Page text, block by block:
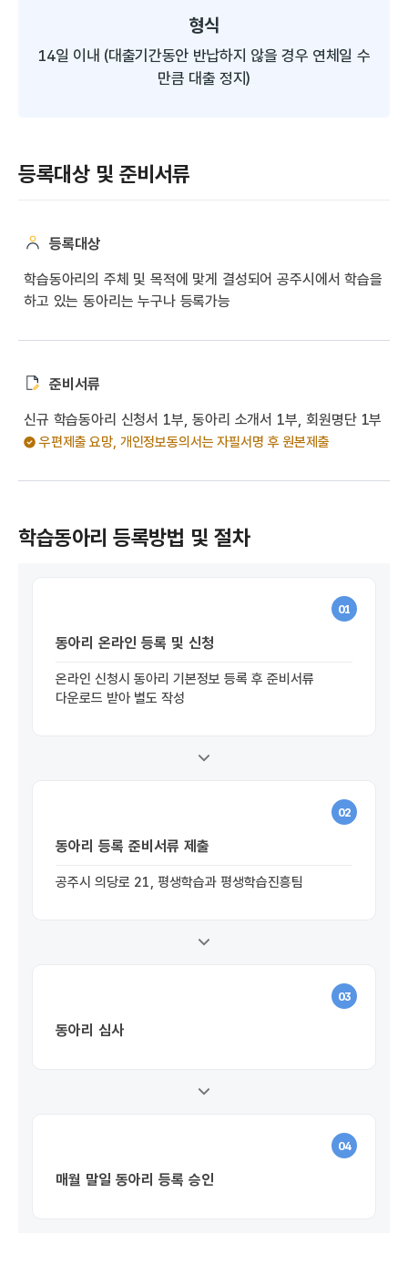
형식
14일 이내 (대출기간동안 반납하지 않을 경우 연체일 수
만큼 대출 정지)
등록대상 및 준비서류
등록대상
학습동아리의 주체 및 목적에 맟게 결성되어 공주시에서 학습을
하고 있는 동아리는 누구나 등록가능
준비서류
신규 학습동아리 신청서 1부, 동아리 소개서 1부, 회원명단 1부
우편제출 요망, 개인정보동의서는 자필서명 후 원본제출
학습동아리 등록방법 및 절차
01
동아리 온라인 등록 및 신청
온라인 신청시 동아리 기본정보 등록 후 준비서류
다운로드 받아 별도 작성
02
동아리 등록 준비서류 제출
공주시 의당로 21, 평생학습과 평생학습진흥팀
03
동아리 심사
04
매월 말일 동아리 등록 승인